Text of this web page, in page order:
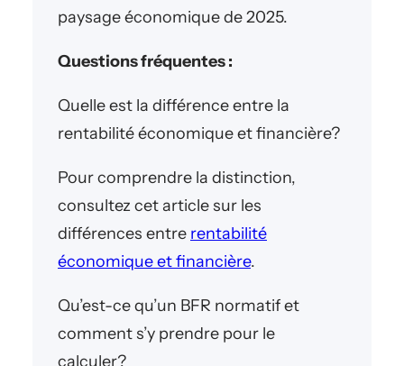
paysage économique de 2025.
Questions fréquentes :
Quelle est la différence entre la
rentabilité économique et financière?
Pour comprendre la distinction,
consultez cet article sur les
différences entre rentabilité
économique et financière.
Qu’est-ce qu’un BFR normatif et
comment s’y prendre pour le
calculer?